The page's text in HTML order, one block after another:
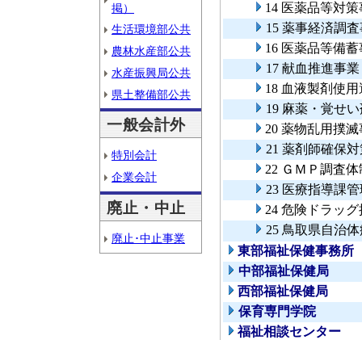
掲）
生活環境部公共
農林水産部公共
水産振興局公共
県土整備部公共
一般会計外
特別会計
企業会計
廃止・中止
廃止･中止事業
14 医薬品等対策
15 薬事経済調
16 医薬品等備蓄
17 献血推進事業
18 血液製剤使
19 麻薬・覚せ
20 薬物乱用撲滅
21 薬剤師確保
22 ＧＭＰ調査
23 医療指導課
24 危険ドラッ
25 鳥取県自治
東部福祉保健事務所
中部福祉保健局
西部福祉保健局
保育専門学院
福祉相談センター